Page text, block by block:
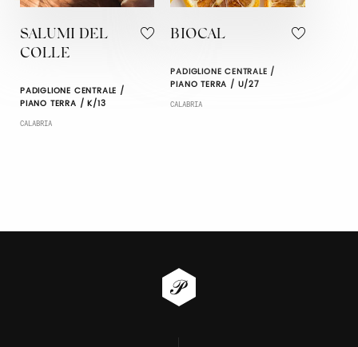
SALUMI DEL
COLLE
PADIGLIONE CENTRALE /
PIANO TERRA / K/13
CALABRIA
BIOCAL
PADIGLIONE CENTRALE /
PIANO TERRA / U/27
CALABRIA